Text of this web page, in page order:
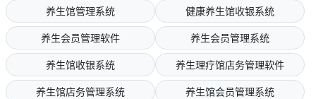
养生馆管理系统
健康养生馆收银系统
养生会员管理软件
养生会员管理系统
养生馆收银系统
养生理疗馆店务管理软件
养生馆店务管理系统
养生馆会员管理系统